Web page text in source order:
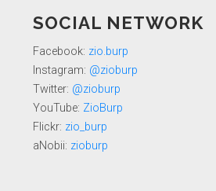
SOCIAL NETWORK
Facebook: zio.burp
Instagram: @zioburp
Twitter: @zioburp
YouTube: ZioBurp
Flickr: zio_burp
aNobii: zioburp